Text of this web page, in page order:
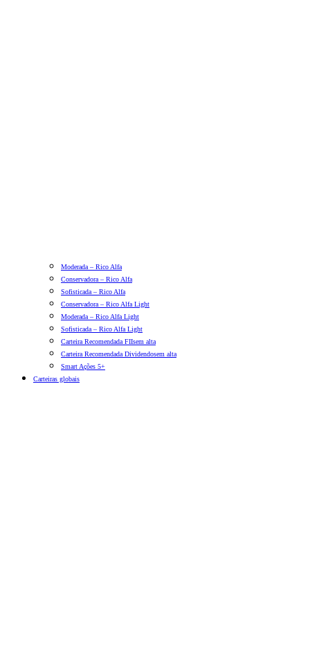
Moderada – Rico Alfa
Conservadora – Rico Alfa
Sofisticada – Rico Alfa
Conservadora – Rico Alfa Light
Moderada – Rico Alfa Light
Sofisticada – Rico Alfa Light
Carteira Recomendada FIIsem alta
Carteira Recomendada Dividendosem alta
Smart Ações 5+
Carteiras globais